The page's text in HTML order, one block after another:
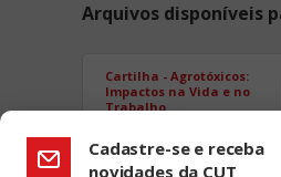
Arquivos disponíveis
Cartilha - Agrotóxicos:
Impactos na Vida e no
Trabalho
Cadastre-se e receba
novidades da CUT